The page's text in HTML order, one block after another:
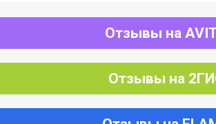
Отзывы на
Отзывы на